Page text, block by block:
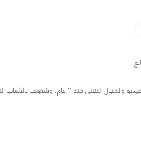
مراجع ومحرر لأخبار ألعاب الفيديو والمجال